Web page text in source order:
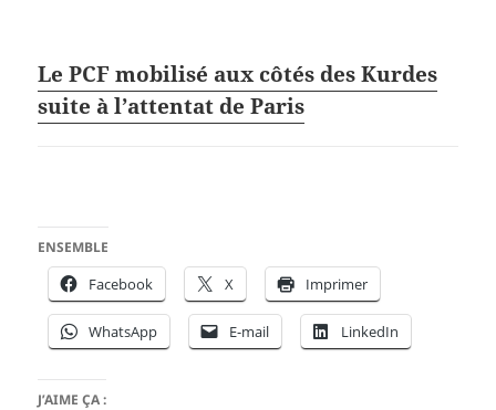
Le PCF mobilisé aux côtés des Kurdes
suite à l’attentat de Paris
ENSEMBLE
Facebook X Imprimer
WhatsApp E-mail LinkedIn
J’AIME ÇA :